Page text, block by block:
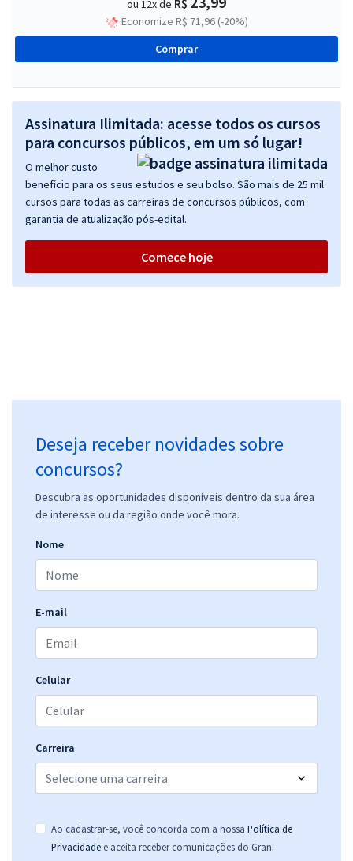
ou 12x de R$
Economize R$ 71,96 (-20%)
Comprar
Assinatura Ilimitada: acesse todos os cursos
para concursos públicos, em um só lugar!
O melhor custo
benefício para os seus estudos e seu bolso. São mais de 25 mil
cursos para todas as carreiras de concursos públicos, com
garantia de atualização pós-edital.
Comece hoje
Deseja receber novidades sobre
concursos?
Descubra as oportunidades disponíveis dentro da sua área
de interesse ou da região onde você mora.
Nome
E-mail
Celular
Carreira
Ao cadastrar-se, você concorda com a nossa Política de
Privacidade e aceita receber comunicações do Gran.